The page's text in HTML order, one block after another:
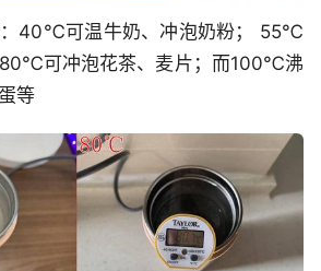
40℃可温牛奶、冲泡奶粉； 55℃
80℃可冲泡花茶、麦片；而100℃沸
等